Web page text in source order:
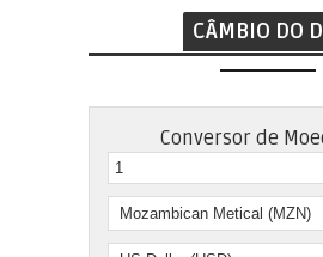
CÂMBIO DO
Conversor de